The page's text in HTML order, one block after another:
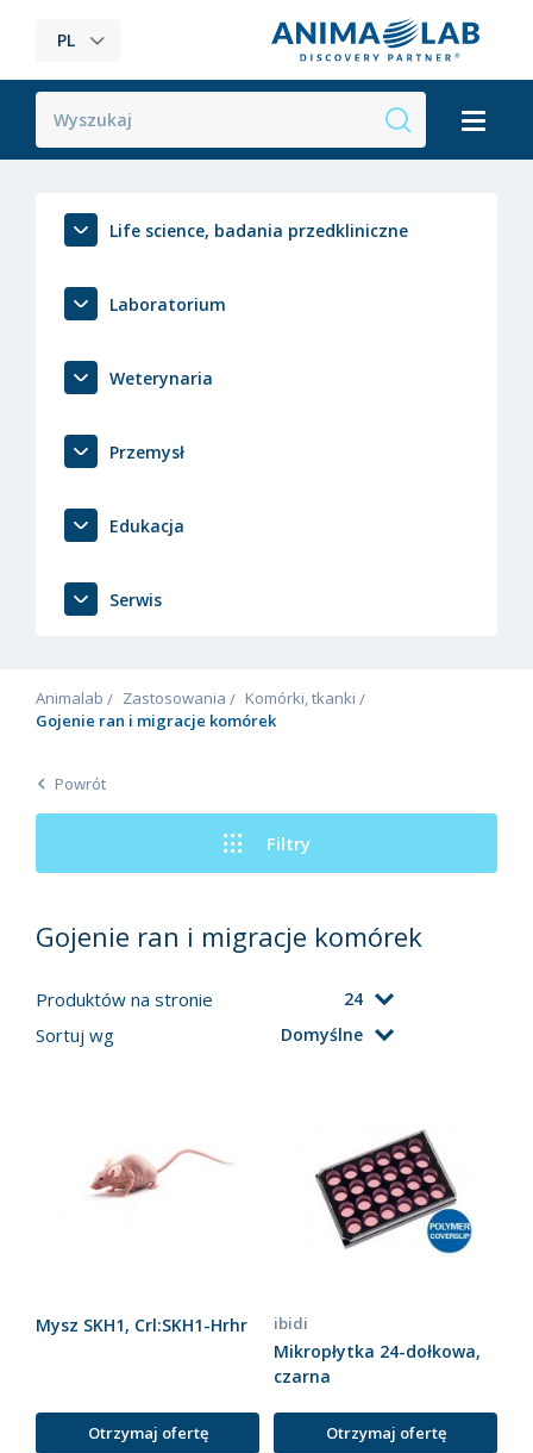
PL
Life science, badania przedkliniczne
Laboratorium
Weterynaria
Przemysł
Edukacja
Serwis
Animalab Zastosowania
Komórki, tkanki
Gojenie ran i migracje komórek
Powrót
Filtry
Gojenie ran i migracje komórek
Produktów na stronie 24
Sortuj wg Domyślne
Mysz SKH1, Crl:SKH1-Hrhr
Otrzymaj ofertę
ibidi
Mikropłytka 24-dołkowa,
czarna
Otrzymaj ofertę